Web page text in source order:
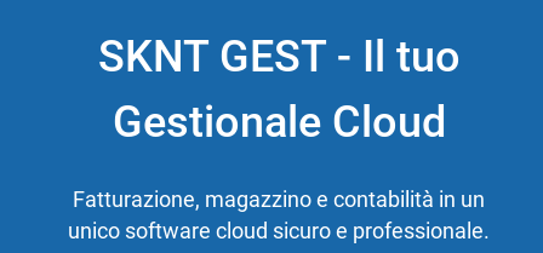
SKNT GEST - Il tuo
Gestionale Cloud
Fatturazione, magazzino e contabilità in un
unico software cloud sicuro e professionale.